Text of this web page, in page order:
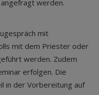
werden.
mit
mit dem Priester oder
werden. Zudem
erfolgen. Die
in der Vorbereitung auf